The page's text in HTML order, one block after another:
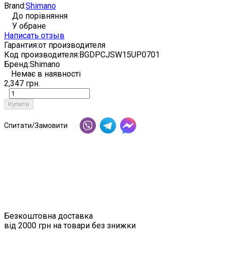
Brand:Shimano
До порівняння
У обране
Написать отзыв
Гарантия:от производителя
Код производителя:BGDPCJSW15UP0701
Бренд:Shimano
Немає в наявності
2,347 грн.
Купити
Спитати/Замовити
Безкоштовна доставка
від 2000 грн на товари без знижки